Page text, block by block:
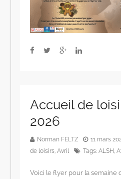
Accueil de
2026
Norman FELTZ 11 mars
de loisirs ,Avril Tags:ALSH ,
Voici le flyer pour la semaine